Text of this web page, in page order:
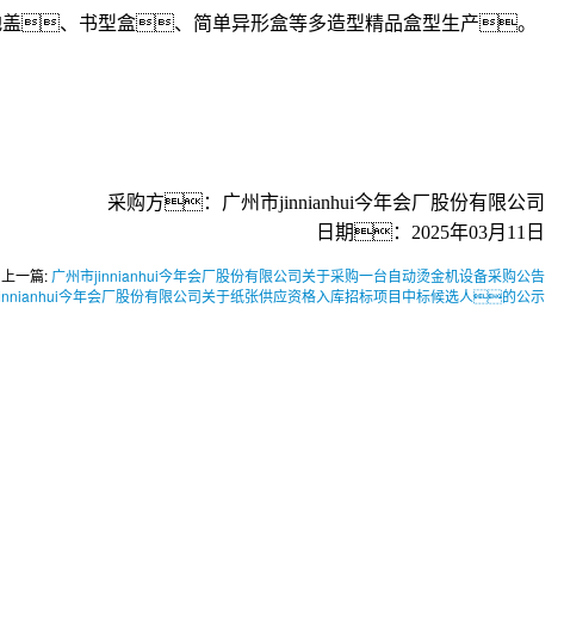
、书型盒、简单异形盒等多造型精品盒型生产。
采购方：广州市jinnianhui今年会厂股份有限公司
日期：2025年03月11日
上一篇: 广州市jinnianhui今年会厂股份有限公司关于采购一台自动烫金机设备采购公告
今年会厂股份有限公司关于纸张供应资格入库招标项目中标候选人的公示